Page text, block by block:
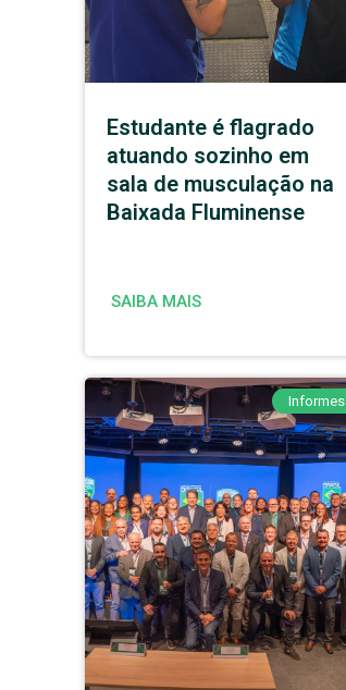
Estudante é flagrado
atuando sozinho em
sala de musculação na
Baixada Fluminense
SAIBA MAIS
Informes